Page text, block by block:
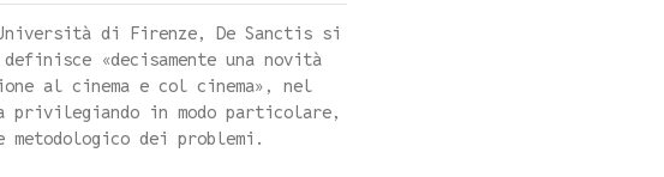
di Firenze, De Sanctis si
«decisamente una novità
al cinema e col cinema», nel
in modo particolare,
dei problemi.